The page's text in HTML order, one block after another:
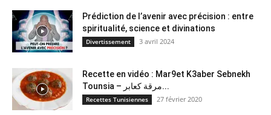
Prédiction de l’avenir avec précision : entre
spiritualité, science et divinations
Divertissement 3 avril 2024
Recette en vidéo : Mar9et K3aber Sebnekh
Tounsia – مرقة كعابر...
Recettes Tunisiennes 27 février 2020